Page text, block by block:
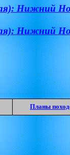
Нижний
Нижний
Планы